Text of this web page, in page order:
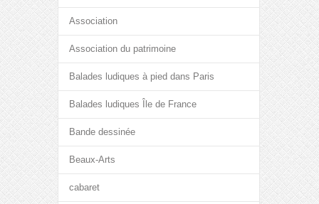
Association
Association du patrimoine
Balades ludiques à pied dans Paris
Balades ludiques Île de France
Bande dessinée
Beaux-Arts
cabaret